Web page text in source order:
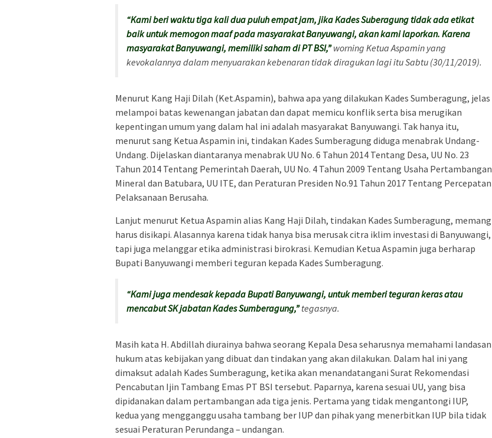
“Kami beri waktu tiga kali dua puluh empat jam, jika Kades Suberagung tidak ada etikat
baik untuk memogon maaf pada masyarakat Banyuwangi, akan kami laporkan. Karena
masyarakat Banyuwangi, memiliki saham di PT BSI,”worning Ketua Aspamin yang
kevokalannya dalam menyuarakan kebenaran tidak diragukan lagi itu Sabtu (30/11/2019).
Menurut Kang Haji Dilah (Ket.Aspamin), bahwa apa yang dilakukan Kades Sumberagung, jelas
melampoi batas kewenangan jabatan dan dapat memicu konflik serta bisa merugikan
kepentingan umum yang dalam hal ini adalah masyarakat Banyuwangi. Tak hanya itu,
menurut sang Ketua Aspamin ini, tindakan Kades Sumberagung diduga menabrak Undang-
Undang. Dijelaskan diantaranya menabrak UU No. 6 Tahun 2014 Tentang Desa, UU No. 23
Tahun 2014 Tentang Pemerintah Daerah, UU No. 4 Tahun 2009 Tentang Usaha Pertambangan
Mineral dan Batubara, UU ITE, dan Peraturan Presiden No.91 Tahun 2017 Tentang Percepatan
Pelaksanaan Berusaha.
Lanjut menurut Ketua Aspamin alias Kang Haji Dilah, tindakan Kades Sumberagung, memang
harus disikapi. Alasannya karena tidak hanya bisa merusak citra iklim investasi di Banyuwangi,
tapi juga melanggar etika administrasi birokrasi. Kemudian Ketua Aspamin juga berharap
Bupati Banyuwangi memberi teguran kepada Kades Sumberagung.
“Kami juga mendesak kepada Bupati Banyuwangi, untuk memberi teguran keras atau
mencabut SK jabatan Kades Sumberagung,”tegasnya.
Masih kata H. Abdillah diurainya bahwa seorang Kepala Desa seharusnya memahami landasan
hukum atas kebijakan yang dibuat dan tindakan yang akan dilakukan. Dalam hal ini yang
dimaksut adalah Kades Sumberagung, ketika akan menandatangani Surat Rekomendasi
Pencabutan Ijin Tambang Emas PT BSI tersebut. Paparnya, karena sesuai UU, yang bisa
dipidanakan dalam pertambangan ada tiga jenis. Pertama yang tidak mengantongi IUP,
kedua yang mengganggu usaha tambang ber IUP dan pihak yang menerbitkan IUP bila tidak
sesuai Peraturan Perundanga – undangan.